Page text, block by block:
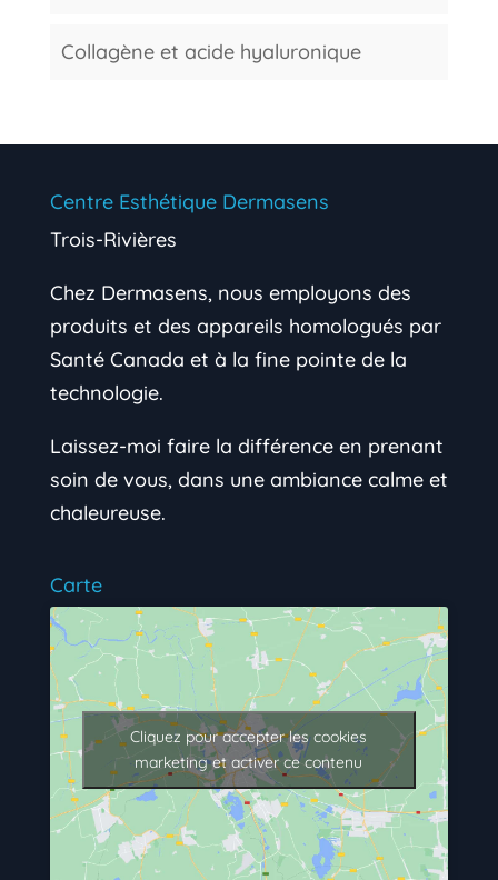
Collagène et acide hyaluronique
Centre Esthétique Dermasens
Trois-Rivières
Chez Dermasens, nous employons des
produits et des appareils homologués par
Santé Canada et à la fine pointe de la
technologie.
Laissez-moi faire la différence en prenant
soin de vous, dans une ambiance calme et
chaleureuse.
Carte
Cliquez pour accepter les cookies
marketing et activer ce contenu